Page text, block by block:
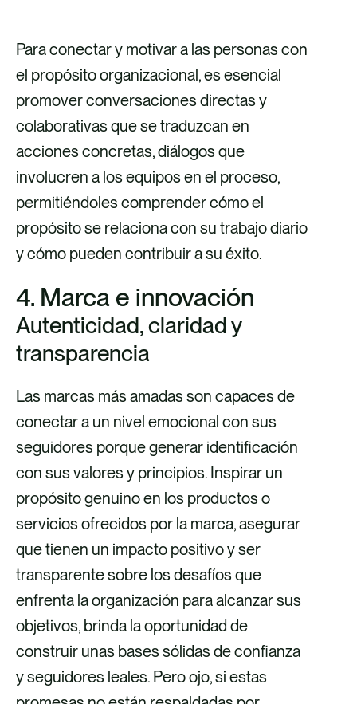
Managers:
Para conectar y motivar a las personas con
el propósito organizacional, es esencial
promover conversaciones directas y
colaborativas que se traduzcan en
acciones concretas, diálogos que
involucren a los equipos en el proceso,
permitiéndoles comprender cómo el
propósito se relaciona con su trabajo diario
y cómo pueden contribuir a su éxito.
4. Marca e innovación
Autenticidad, claridad y
transparencia
Las marcas más amadas son capaces de
conectar a un nivel emocional con sus
seguidores porque generar identificación
con sus valores y principios. Inspirar un
propósito genuino en los productos o
servicios ofrecidos por la marca, asegurar
que tienen un impacto positivo y ser
transparente sobre los desafíos que
enfrenta la organización para alcanzar sus
objetivos, brinda la oportunidad de
construir unas bases sólidas de confianza
y seguidores leales. Pero ojo, si estas